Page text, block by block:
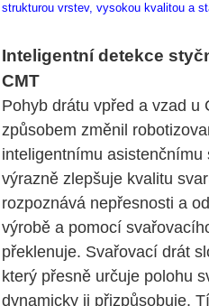
strukturou vrstev, vysokou kvalitou a
Inteligentní detekce
CMT
Pohyb drátu vpřed a vzad u
způsobem změnil
inteligentnímu asistenčnímu
výrazně zlepšuje kvalitu
rozpoznává nepřesnosti a
výrobě a pomocí
překlenuje. Svařovací drát
který přesně určuje polohu
dynamicky ji přizpůsobuje.